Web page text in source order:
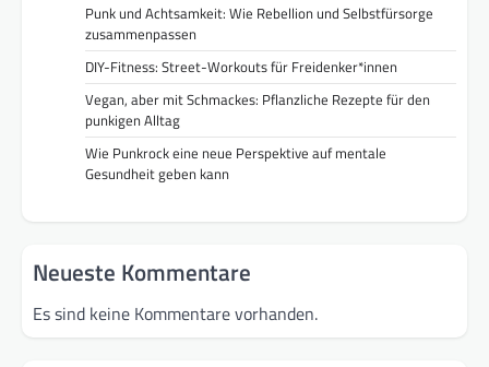
Punk und Achtsamkeit: Wie Rebellion und Selbstfürsorge
zusammenpassen
DIY-Fitness: Street-Workouts für Freidenker*innen
Vegan, aber mit Schmackes: Pflanzliche Rezepte für den
punkigen Alltag
Wie Punkrock eine neue Perspektive auf mentale
Gesundheit geben kann
Neueste Kommentare
Es sind keine Kommentare vorhanden.